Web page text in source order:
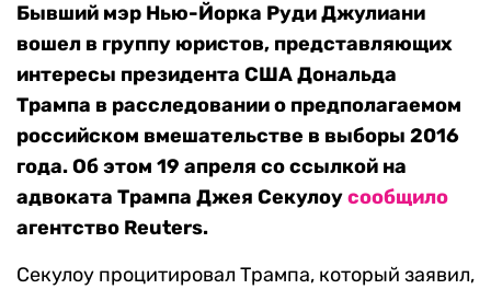
Бывший мэр Нью-Йорка Руди Джулиани
вошел в группу юристов, представляющих
интересы президента США Дональда
Трампа в расследовании о предполагаемом
российском вмешательстве в выборы 2016
года. Об этом 19 апреля со ссылкой на
адвоката Трампа Джея Секулоусообщило
агентство Reuters.
Секулоу процитировал Трампа, который заявил,